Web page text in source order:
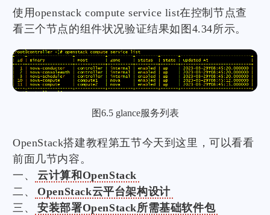
使用openstack compute service list在控制节点查
看三个节点的组件状况验证结果如图4.34所示。
图6.5 glance服务列表
OpenStack搭建教程第五节今天到这里，可以看看
前面几节内容。
一、
云计算和OpenStack
二、
OpenStack云平台架构设计
三、
安装部署OpenStack所需基础软件包